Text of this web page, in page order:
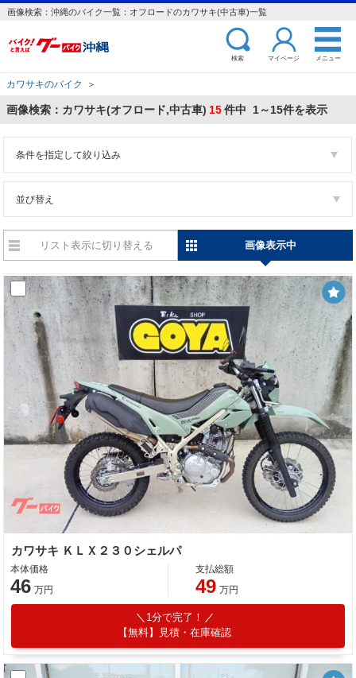
画像検索：沖縄のバイク一覧：オフロードのカワサキ(中古車)一覧
検索 マイページ メニュー
カワサキのバイク ＞
画像検索：カワサキ(オフロード,中古車) 15件中 1～15件を表示
条件を指定して絞り込み
並び替え
リスト表示に切り替える 画像表示中
カワサキ ＫＬＸ２３０シェルパ
本体価格
46 万円
支払総額
49 万円
1分で完了！
【無料】見積・在庫確認